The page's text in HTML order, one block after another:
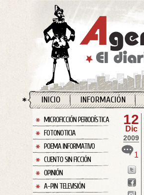
INICIO INFORMACIÓN
MICROFICCIÓN PERIODÍSTICA
FOTONOTICIA
POEMA INFORMATIVO
CUENTO SIN FICCIÓN
OPINIÓN
A-PIN TELEVISIÓN
12
Dic
2009
1